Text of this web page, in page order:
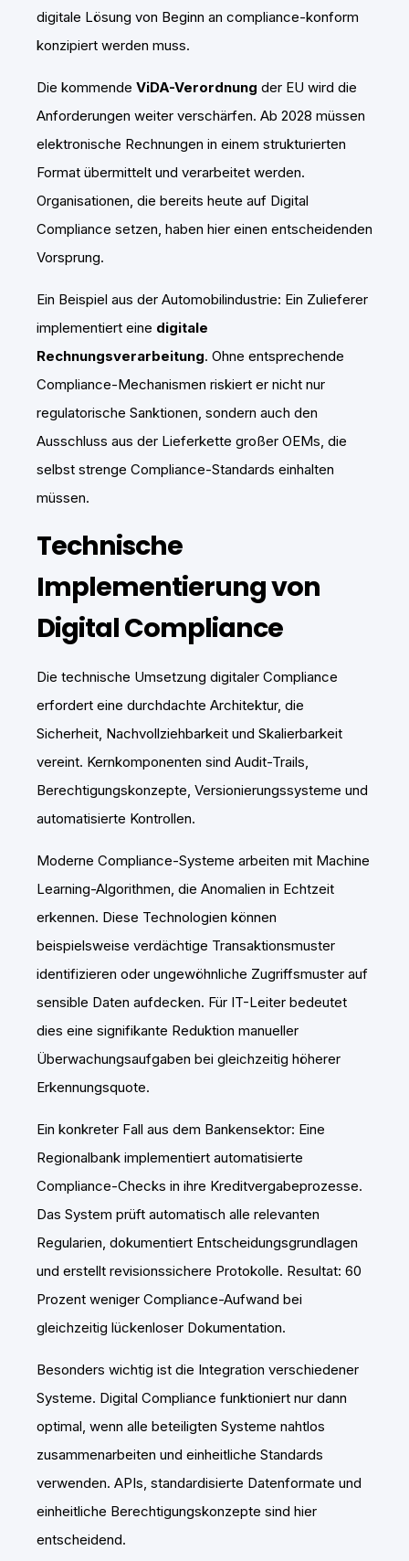
digitale Lösung von Beginn an compliance-konform
konzipiert werden muss.
Die kommende ViDA-Verordnung der EU wird die
Anforderungen weiter verschärfen. Ab 2028 müssen
elektronische Rechnungen in einem strukturierten
Format übermittelt und verarbeitet werden.
Organisationen, die bereits heute auf Digital
Compliance setzen, haben hier einen entscheidenden
Vorsprung.
Ein Beispiel aus der Automobilindustrie: Ein Zulieferer
implementiert eine digitale
Rechnungsverarbeitung. Ohne entsprechende
Compliance-Mechanismen riskiert er nicht nur
regulatorische Sanktionen, sondern auch den
Ausschluss aus der Lieferkette großer OEMs, die
selbst strenge Compliance-Standards einhalten
müssen.
Technische
Implementierung von
Digital Compliance
Die technische Umsetzung digitaler Compliance
erfordert eine durchdachte Architektur, die
Sicherheit, Nachvollziehbarkeit und Skalierbarkeit
vereint. Kernkomponenten sind Audit-Trails,
Berechtigungskonzepte, Versionierungssysteme und
automatisierte Kontrollen.
Moderne Compliance-Systeme arbeiten mit Machine
Learning-Algorithmen, die Anomalien in Echtzeit
erkennen. Diese Technologien können
beispielsweise verdächtige Transaktionsmuster
identifizieren oder ungewöhnliche Zugriffsmuster auf
sensible Daten aufdecken. Für IT-Leiter bedeutet
dies eine signifikante Reduktion manueller
Überwachungsaufgaben bei gleichzeitig höherer
Erkennungsquote.
Ein konkreter Fall aus dem Bankensektor: Eine
Regionalbank implementiert automatisierte
Compliance-Checks in ihre Kreditvergabeprozesse.
Das System prüft automatisch alle relevanten
Regularien, dokumentiert Entscheidungsgrundlagen
und erstellt revisionssichere Protokolle. Resultat: 60
Prozent weniger Compliance-Aufwand bei
gleichzeitig lückenloser Dokumentation.
Besonders wichtig ist die Integration verschiedener
Systeme. Digital Compliance funktioniert nur dann
optimal, wenn alle beteiligten Systeme nahtlos
zusammenarbeiten und einheitliche Standards
verwenden. APIs, standardisierte Datenformate und
einheitliche Berechtigungskonzepte sind hier
entscheidend.